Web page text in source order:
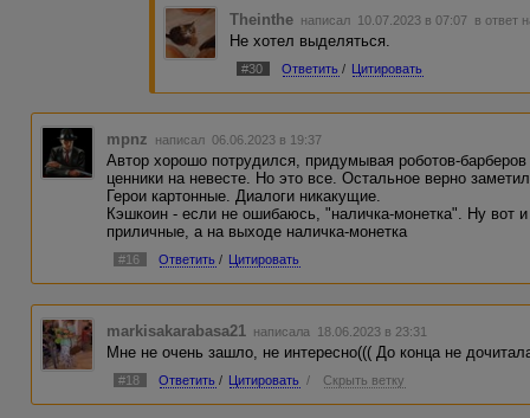
Theinthe написал 10.07.2023 в 07:07 в ответ
Не хотел выделяться.
#30 Ответить / Цитировать
mpnz написал 06.06.2023 в 19:37
Автор хорошо потрудился, придумывая роботов-
ценники на невесте. Но это все. Остальное верно
Герои картонные. Диалоги никакущие.
Кэшкоин - если не ошибаюсь, "наличка-монетка". Ну вот
приличные, а на выходе наличка-монетка
#16 Ответить / Цитировать
markisakarabasa21 написала 18.06.2023 в 23:31
Мне не очень зашло, не интересно((( До конца не
#18 Ответить / Цитировать / Скрыть ветку